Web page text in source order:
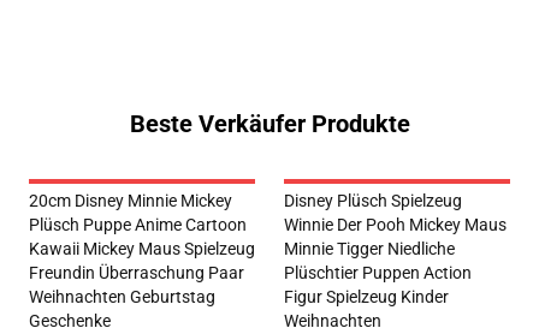
Beste Verkäufer Produkte
20cm Disney Minnie Mickey
Plüsch Puppe Anime Cartoon
Kawaii Mickey Maus Spielzeug
Freundin Überraschung Paar
Weihnachten Geburtstag
Geschenke
Disney Plüsch Spielzeug
Winnie Der Pooh Mickey Maus
Minnie Tigger Niedliche
Plüschtier Puppen Action
Figur Spielzeug Kinder
Weihnachten